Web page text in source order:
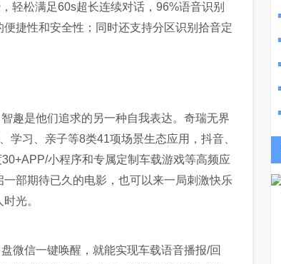
轻松满足60s超长连续对话，96%语音识别
捷性和安全性；同时还支持分区识别拾音定
趣是他们追求的另一种自我表达。奇瑞无界
学习、亲子等8类41项场景生态应用，抖音、
小程序和专属定制车载游戏等高频应
部期待已久的电影，也可以来一局刺激快乐
光。
微信一键唤醒，就能实现车载语音播报/回